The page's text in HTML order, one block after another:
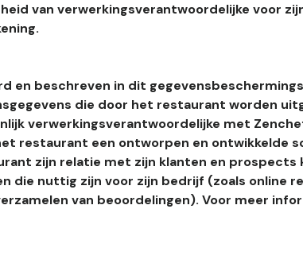
van verwerkingsverantwoordelijke voor
en beschreven in dit
die door het restaurant worden
verwerkingsverantwoordelijke met
restaurant een ontworpen en ontwikkelde
zijn relatie met zijn klanten en prospects
die nuttig zijn voor zijn bedrijf (zoals online
van beoordelingen). Voor meer